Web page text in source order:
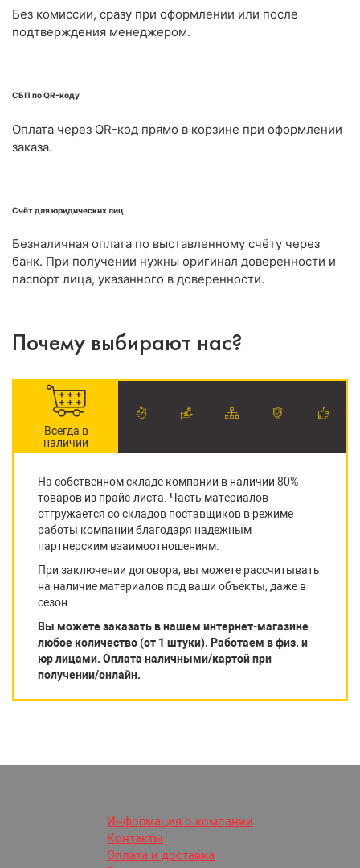
Без комиссии, сразу при оформлении или после
подтверждения менеджером.
СБП по QR-коду
Оплата через QR-код прямо в корзине при оформлении
заказа.
Счёт для юридических лиц
Безналичная оплата по выставленному счёту через
банк. При получении нужны оригинал доверенности и
паспорт лица, указанного в доверенности.
Почему выбирают нас?
Всегда в
наличии
На собственном складе компании в наличии 80%
товаров из прайс-листа. Часть материалов
отгружается со складов поставщиков в режиме
работы компании благодаря надежным
партнерским взаимоотношениям.
При заключении договора, вы можете рассчитывать
на наличие материалов под ваши объекты, даже в
сезон.
Вы можете заказать в нашем интернет-магазине
любое количество (от 1 штуки). Работаем в физ. и
юр лицами. Оплата наличными/картой при
получении/онлайн.
Информация о компании
Контакты
Оплата и доставка